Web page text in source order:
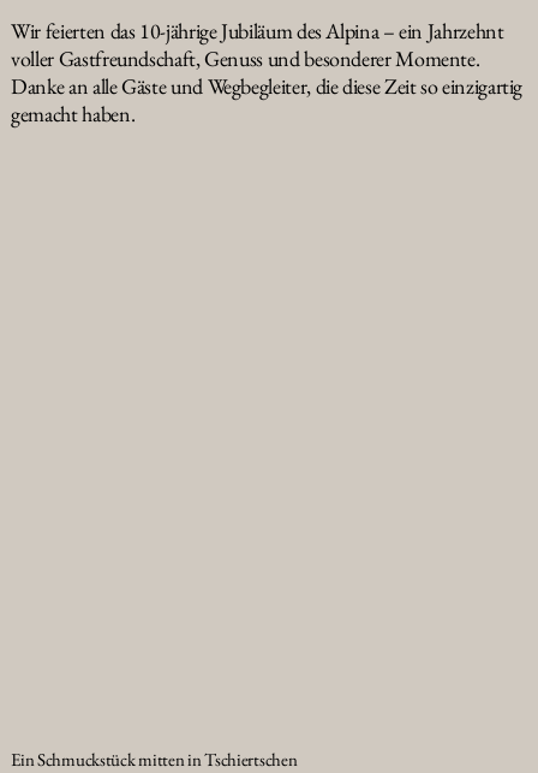
Wir feierten das 10-jährige Jubiläum des Alpina – ein Jahrzehnt
voller Gastfreundschaft, Genuss und besonderer Momente.
Danke an alle Gäste und Wegbegleiter, die diese Zeit so einzigartig
gemacht haben.
Ein Schmuckstück mitten in Tschiertschen